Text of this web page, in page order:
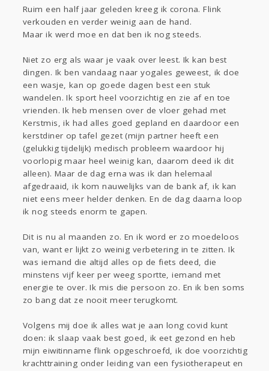
Sport
Contact Viva zoekt
Aangeboden
Gevraagd
Horen Doen
Lezen
Ruim een half jaar geleden kreeg ik corona. Flink
verkouden en verder weinig aan de hand.
Maar ik werd moe en dat ben ik nog steeds.
Niet zo erg als waar je vaak over leest. Ik kan best
dingen. Ik ben vandaag naar yogales geweest, ik doe
een wasje, kan op goede dagen best een stuk
wandelen. Ik sport heel voorzichtig en zie af en toe
vrienden. Ik heb mensen over de vloer gehad met
Kerstmis, ik had alles goed gepland en daardoor een
kerstdiner op tafel gezet (mijn partner heeft een
(gelukkig tijdelijk) medisch probleem waardoor hij
voorlopig maar heel weinig kan, daarom deed ik dit
alleen). Maar de dag erna was ik dan helemaal
afgedraaid, ik kom nauwelijks van de bank af, ik kan
niet eens meer helder denken. En de dag daarna loop
ik nog steeds enorm te gapen.
Dit is nu al maanden zo. En ik word er zo moedeloos
van, want er lijkt zo weinig verbetering in te zitten. Ik
was iemand die altijd alles op de fiets deed, die
minstens vijf keer per weeg sportte, iemand met
energie te over. Ik mis die persoon zo. En ik ben soms
zo bang dat ze nooit meer terugkomt.
Volgens mij doe ik alles wat je aan long covid kunt
doen: ik slaap vaak best goed, ik eet gezond en heb
mijn eiwitinname flink opgeschroefd, ik doe voorzichtig
krachttraining onder leiding van een fysiotherapeut en